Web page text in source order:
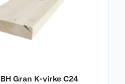
Gran K-virke C24